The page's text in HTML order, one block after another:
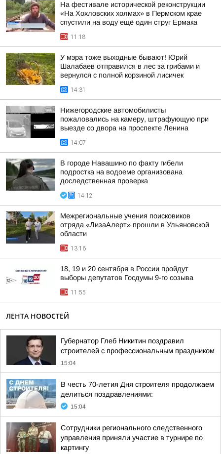
На фестивале исторической реконструкции
«На Хохловских холмах» в Пермском крае
спустили на воду ещё один струг Ермака
11:18
У мэра тоже выходные бывают! Юрий
Шалабаев отправился в лес за грибами и
вернулся с полной корзиной лисичек
14:31
Нижегородские автомобилисты
пожаловались на камеру, штрафующую при
выезде со двора на проспекте Ленина
14:07
В городе Навашино по факту гибели
подростка на водоеме организована
доследственная проверка
14:12
Межрегиональные учения поисковиков
отряда «ЛизаАлерт» прошли в Ульяновской
области
13:16
18, 19 и 20 сентября в России пройдут
выборы депутатов Госдумы 9-го созыва
11:55
ЛЕНТА НОВОСТЕЙ
Губернатор Глеб Никитин поздравил
строителей с профессиональным праздником
15:04
В честь 70-летия Дня строителя продолжаем
делиться поздравлениями:
15:04
Сотрудники регионального следственного
управления приняли участие в турнире по
картингу